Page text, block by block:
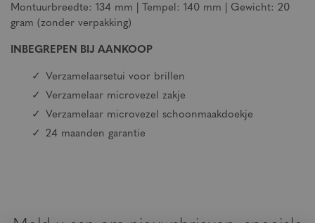
Montuurbreedte: 134 mm | Tempel: 140 mm | Gewicht: 20
gram (zonder verpakking)
INBEGREPEN BIJ AANKOOP
Verzamelaarsetui voor brillen
Verzamelaar microvezel zakje
Verzamelaar microvezel schoonmaakdoekje
24 maanden garantie